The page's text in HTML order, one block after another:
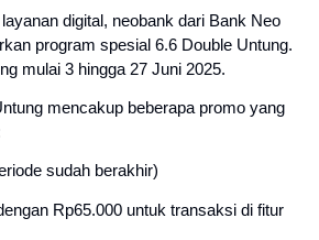
digital, neobank dari Bank Neo
program spesial 6.6 Double Untung.
mulai 3 hingga 27 Juni 2025.
mencakup beberapa promo yang
sudah berakhir)
Rp65.000 untuk transaksi di fitur